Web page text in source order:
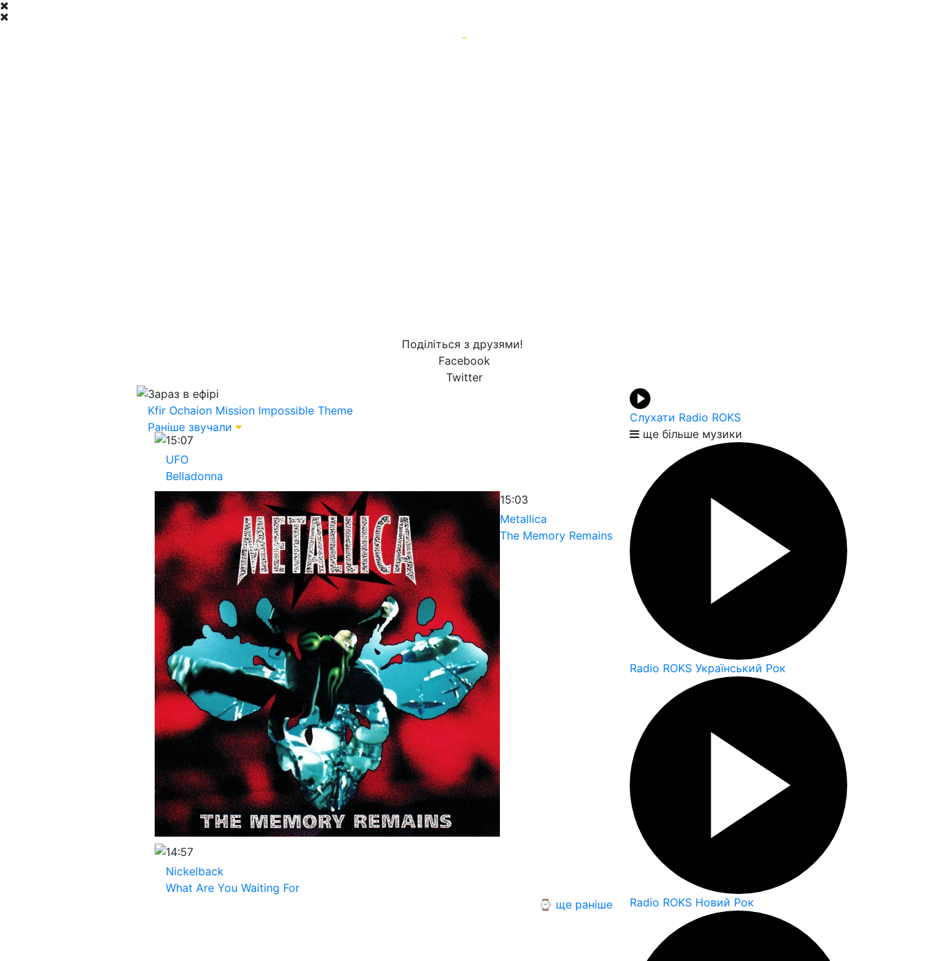
-
Поділіться з друзями!
Facebook
Twitter
Зараз в ефірі
Kfir Ochaion Mission Impossible Theme
Раніше звучали
15:07
UFO
Belladonna
15:03
Metallica
The Memory Remains
14:57
Nickelback
What Are You Waiting For
⌚ ще раніше
Слухати Radio ROKS
ще більше музики
Radio ROKS Український Рок
Radio ROKS Новий Рок